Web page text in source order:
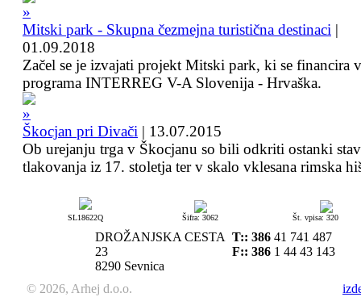
Mitski park - Skupna čezmejna turistična destinaci |
01.09.2018
Začel se je izvajati projekt Mitski park, ki se financira
programa INTERREG V-A Slovenija - Hrvaška.
Škocjan pri Divači | 13.07.2015
Ob urejanju trga v Škocjanu so bili odkriti ostanki
tlakovanja iz 17. stoletja ter v skalo vklesana rimska
SL18622Q Šifra: 3062 Št. vpisa: 320
DROŽANJSKA CESTA
23
8290 Sevnica
T:: 386 41 741 487
F:: 386 1 44 43 143
© 2026, Arhej d.o.o.